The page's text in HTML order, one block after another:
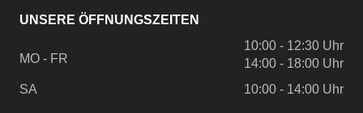
UNSERE ÖFFNUNGSZEITEN
MO - FR
10:00 - 12:30 Uhr
14:00 - 18:00 Uhr
SA
10:00 - 14:00 Uhr